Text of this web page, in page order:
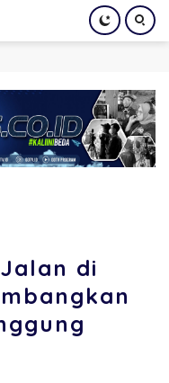
di